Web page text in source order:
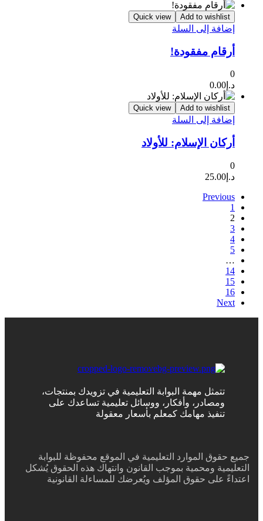
Add to wishlist
Quick view
إضافة إلى السلة
أرقام مفقودة!
0
د.إ 0.00
Add to wishlist
Quick view
إضافة إلى السلة
أركان الإسلام: للأولاد
0
د.إ 25.00
Previous
1
2
3
4
5
…
14
15
16
Next
تتمثل مهمة البوابة التعليمية في تزويدك بمنتجات،
ومصادر، وأفكار، ووسائل تعليمية تساعدك على
تنفيذ مهامك كمعلم بأسعار معقولة
جميع حقوق الموارد التعليمية في الموقع محفوظة للبوابة
التعليمية ومحمية بموجب القانون وانتهاك هذه الحقوق يُشكل
اعتداءً على حقوق المؤلف ويُعرضك للمساءلة القانونية